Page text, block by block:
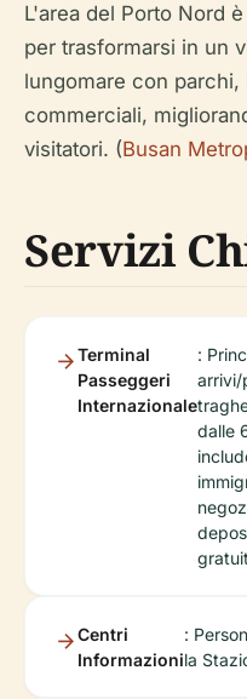
L'area del Porto Nord
per trasformarsi in un
lungomare con
commerciali,
visitatori. (Busan
Servizi
Terminal
Passeggeri
Internazionale
:
arrivi/
dalle
Centri
Informazioni
:
la